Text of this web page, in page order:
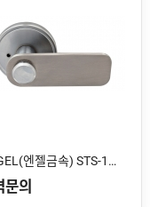
ANGEL(엔젤금속) STS-105 SS
문의